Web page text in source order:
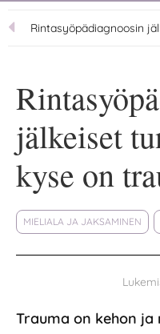
jälkeiset
kyse on
MIELIALA JA JAKSAMINEN
Trauma on kehon